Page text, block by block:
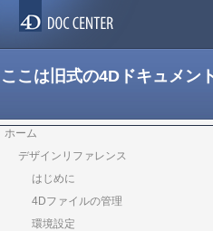
ここは旧式の4Dドキュメン
ホーム
デザインリファレンス
はじめに
4Dファイルの管理
環境設定